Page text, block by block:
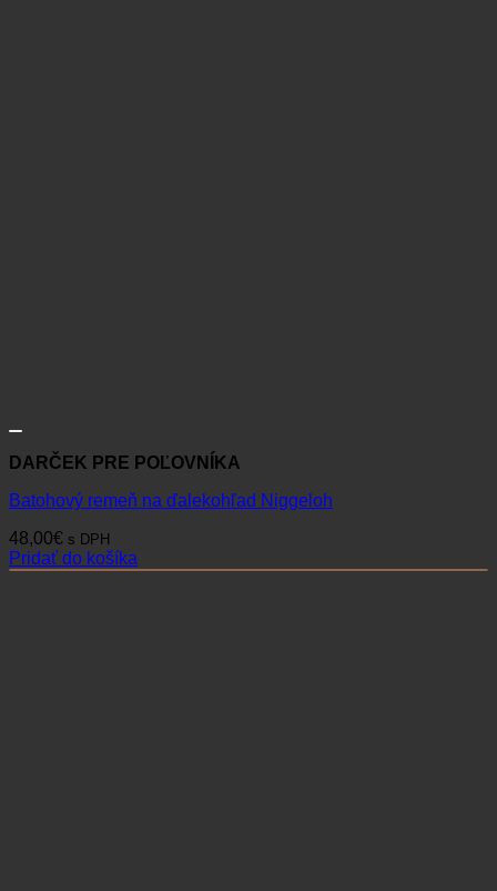
DARČEK PRE POĽOVNÍKA
Batohový remeň na ďalekohľad Niggeloh
48,00€ s DPH
Pridať do košíka